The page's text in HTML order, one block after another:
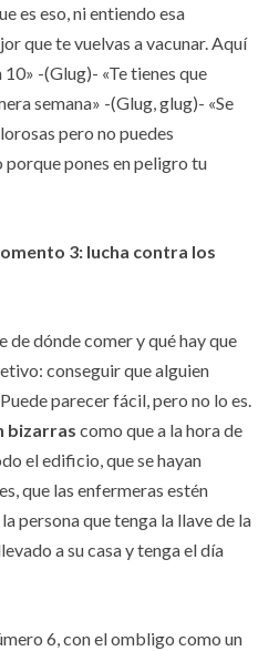
es eso, ni entiendo esa
que te vuelvas a vacunar. Aquí
10» -(Glug)- «Te tienes que
semana» -(Glug, glug)- «Se
pero no puedes
pones en peligro tu
3: lucha contra los
de dónde comer y qué hay que
conseguir que alguien
parecer fácil, pero no lo es.
bizarras como que a la hora de
el edificio, que se hayan
que las enfermeras estén
persona que tenga la llave de la
a su casa y tenga el día
6, con el ombligo como un